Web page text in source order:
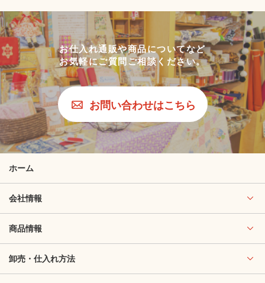
お仕入れ通販や商品についてなど
お気軽にご質問ご相談ください。
お問い合わせはこちら
ホーム
会社情報
商品情報
卸売・仕入れ方法